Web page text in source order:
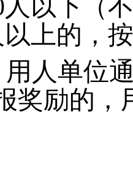
人以下（
以上的，
用人单位
奖励的